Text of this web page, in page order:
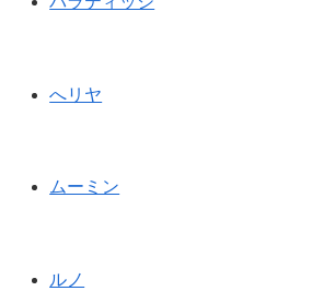
へリヤ
ムーミン
ルノ